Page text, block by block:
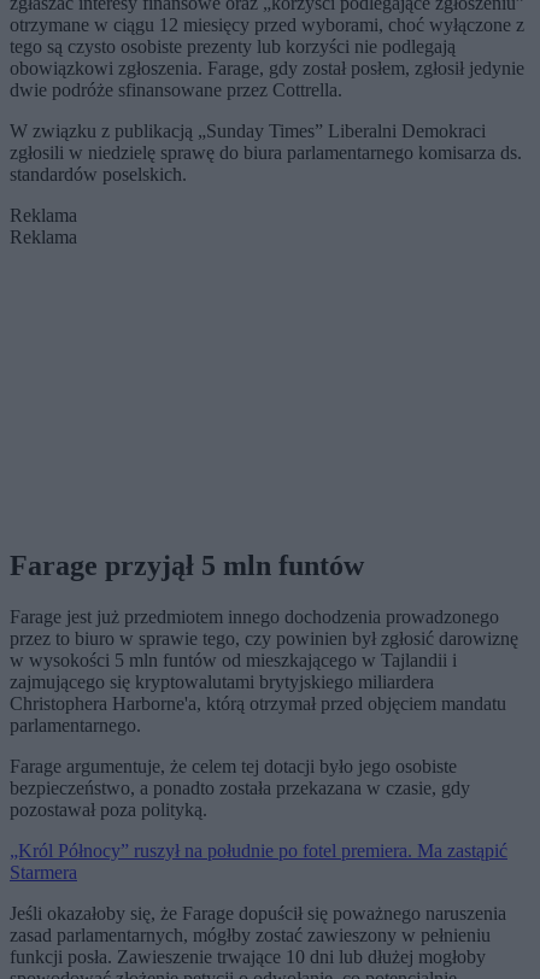
otrzymane w ciągu 12 miesięcy przed wyborami, choć wyłączone z
tego są czysto osobiste prezenty lub korzyści nie podlegają
obowiązkowi zgłoszenia. Farage, gdy został posłem, zgłosił jedynie
dwie podróże sfinansowane przez Cottrella.
W związku z publikacją „Sunday Times” Liberalni Demokraci
zgłosili w niedzielę sprawę do biura parlamentarnego komisarza ds.
standardów poselskich.
Reklama
Reklama
Farage przyjął 5 mln funtów
Farage jest już przedmiotem innego dochodzenia prowadzonego
przez to biuro w sprawie tego, czy powinien był zgłosić darowiznę
w wysokości 5 mln funtów od mieszkającego w Tajlandii i
zajmującego się kryptowalutami brytyjskiego miliardera
Christophera Harborne'a, którą otrzymał przed objęciem mandatu
parlamentarnego.
Farage argumentuje, że celem tej dotacji było jego osobiste
bezpieczeństwo, a ponadto została przekazana w czasie, gdy
pozostawał poza polityką.
„Król Północy” ruszył na południe po fotel premiera. Ma zastąpić
Starmera
Jeśli okazałoby się, że Farage dopuścił się poważnego naruszenia
zasad parlamentarnych, mógłby zostać zawieszony w pełnieniu
funkcji posła. Zawieszenie trwające 10 dni lub dłużej mogłoby